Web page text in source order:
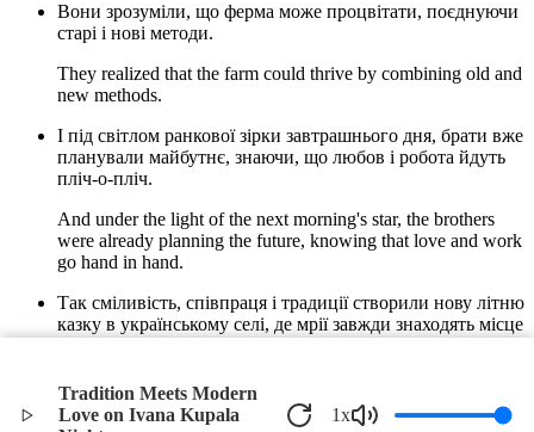
Tradition Meets Modern
Love on Ivana Kupala
1x
Вони зрозуміли, що ферма може процвітати, поєднуючи
старі і нові методи.
They realized that the farm could thrive by combining old and
new methods.
І під світлом ранкової зірки завтрашнього дня, брати вже
планували майбутнє, знаючи, що любов і робота йдуть
пліч-о-пліч.
And under the light of the next morning's star, the brothers
were already planning the future, knowing that love and work
go hand in hand.
Так сміливість, співпраця і традиції створили нову літню
казку в українському селі, де мрії завжди знаходять місце
Thus, courage, collaboration, and traditions created a new
summer tale in the Ukrainian village, where dreams always